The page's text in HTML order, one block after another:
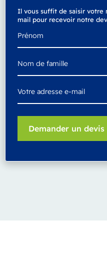
Il vous suffit de saisir votre
mail pour recevoir notre